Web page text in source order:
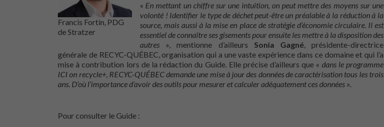
Francis Fortin, PDG
de Stratzer
« En mettant un chiffre sur une intuition, on peut mettre des moyens sur une
volonté ! Identifier le type de déchet peut-être un préalable à la réduction à la
source, mais aussi à la mise en place de stratégie d’économie circulaire. Il est
essentiel de connaître ses gisements pour ensuite les mettre à la disposition des
autres », mentionne d’ailleurs Sonia Gagné, présidente-directrice
générale de RECYC-QUÉBEC, organisation qui a une vaste expérience dans ce domaine et qui l’a
mise à contribution lors de la rédaction du Guide. Elle précise d’ailleurs que « dans le programme
ICI on recycle+, RECYC-QUÉBEC demande une mise à jour des données de caractérisation tous les trois
ans. D’où l’importance d’avoir des outils pour mesurer et calculer adéquatement ces données ».
Pour consulter le Guide :